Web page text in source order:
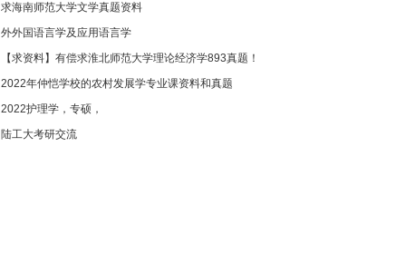
求海南师范大学文学真题资料
外外国语言学及应用语言学
【求资料】有偿求淮北师范大学理论经济学893真题！
2022年仲恺学校的农村发展学专业课资料和真题
2022护理学，专硕，
陆工大考研交流